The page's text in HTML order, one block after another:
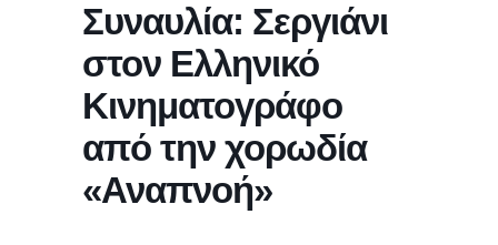
Συναυλία: Σεργιάνι
στον Ελληνικό
Κινηματογράφο
από την χορωδία
«Αναπνοή»